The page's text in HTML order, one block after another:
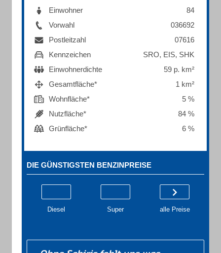
Einwohner
84
Vorwahl
036692
Postleitzahl
07616
Kennzeichen
SRO, EIS, SHK
Einwohnerdichte
59 p. km²
Gesamtfläche*
1 km²
Wohnfläche*
5 %
Nutzfläche*
84 %
Grünfläche*
6 %
DIE GÜNSTIGSTEN BENZINPREISE
Diesel Super alle Preise